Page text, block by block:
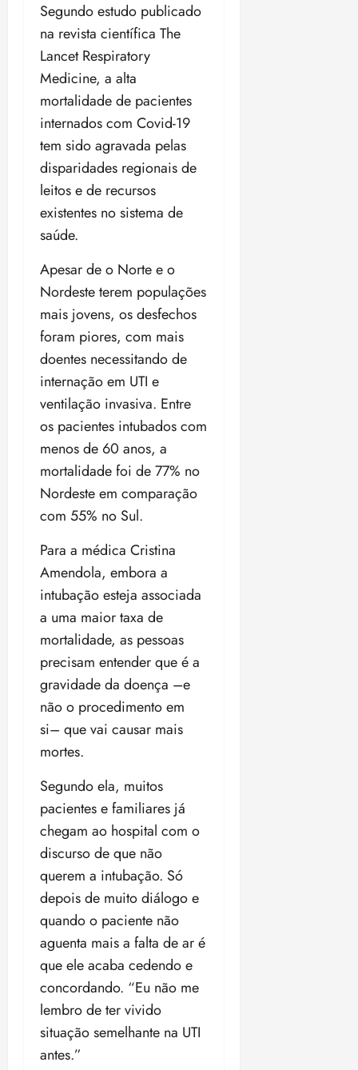
Segundo estudo publicado
na revista científica The
Lancet Respiratory
Medicine, a alta
mortalidade de pacientes
internados com Covid-19
tem sido agravada pelas
disparidades regionais de
leitos e de recursos
existentes no sistema de
saúde.
Apesar de o Norte e o
Nordeste terem populações
mais jovens, os desfechos
foram piores, com mais
doentes necessitando de
internação em UTI e
ventilação invasiva. Entre
os pacientes intubados com
menos de 60 anos, a
mortalidade foi de 77% no
Nordeste em comparação
com 55% no Sul.
Para a médica Cristina
Amendola, embora a
intubação esteja associada
a uma maior taxa de
mortalidade, as pessoas
precisam entender que é a
gravidade da doença –e
não o procedimento em
si– que vai causar mais
mortes.
Segundo ela, muitos
pacientes e familiares já
chegam ao hospital com o
discurso de que não
querem a intubação. Só
depois de muito diálogo e
quando o paciente não
aguenta mais a falta de ar é
que ele acaba cedendo e
concordando. “Eu não me
lembro de ter vivido
situação semelhante na UTI
antes.”